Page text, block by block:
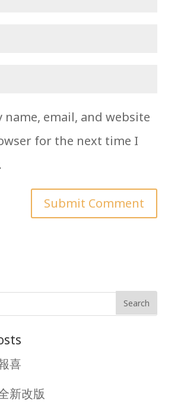
name, email, and website
for the next time I
喜
新改版